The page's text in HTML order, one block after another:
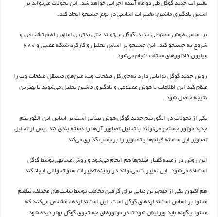
تغییرات جدید گوگل طی دو ماه آینده اجرایی خواهد شد. این تحولات می‌تواند بر
اساس یادگیری ماشین، تغییرات اساسی در نوع جستجو ایجاد کند.
بر اساس هوش مصنوعی جدید، گوگل می‌تو‌اند حتی بدترین املای را هم تشخیص و
شروع به جستجو کند. این جستجو بر اساس تحلیل و کارکرد شبکه عصبی و ۶۸۰
میلیون فاکتور‌های مختلف انجام می‌شود.
روش جدید گوگل توانایی دارد به‌جای کل صفحات وب، متن‌های مستقل صفحات وب را
منظم کند این اطلاعات با هوش مصنوعی و یادگیری ماشین تحلیل می‌شوند تا بهترین
نتیجه حاصل شود.
یکی از تحولات در الگوریتم جدید گوگل هوش بینایی است بر اساس این الگوریتم
جدید موتور جستجو می‌تواند با تحلیل تصاویر آن‌ها را دسته بندی کند. پس از تحلیل
تصاویر این سامانه فیلم‌ها و تصاویر را برچسب گذاری می‌کند.
این روش در زمینه گفتار فیلم‌ها هم انجام می‌شود و روش مشابهی توسط گوگل
استفاده می‌شود. این تغییرات می‌تواند در زمینه تغییرات سئو تحولاتی ایجاد کند.
هم اکنون یکی از مهم‌ترین مبانی برای گرفتن مخاطب توسط سایت‌های مختلف، تنظیم
محتوا بر اساس استاندارد‌های گوگل است. این استانداردها، مشخص می‌کنند که
محتوا چگونه باید ویرایش شود تا در موتور‌های جستجوی گوگل بهتر دیده شود.